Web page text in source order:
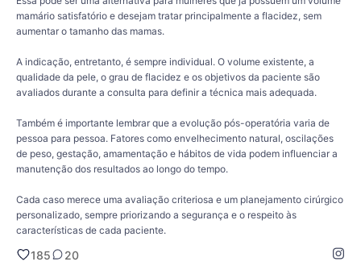
mamário satisfatório e desejam tratar principalmente a flacidez, sem
aumentar o tamanho das mamas.
A indicação, entretanto, é sempre individual. O volume existente, a
qualidade da pele, o grau de flacidez e os objetivos da paciente são
avaliados durante a consulta para definir a técnica mais adequada.
Também é importante lembrar que a evolução pós-operatória varia de
pessoa para pessoa. Fatores como envelhecimento natural, oscilações
de peso, gestação, amamentação e hábitos de vida podem influenciar a
manutenção dos resultados ao longo do tempo.
Cada caso merece uma avaliação criteriosa e um planejamento cirúrgico
personalizado, sempre priorizando a segurança e o respeito às
características de cada paciente.
185 20